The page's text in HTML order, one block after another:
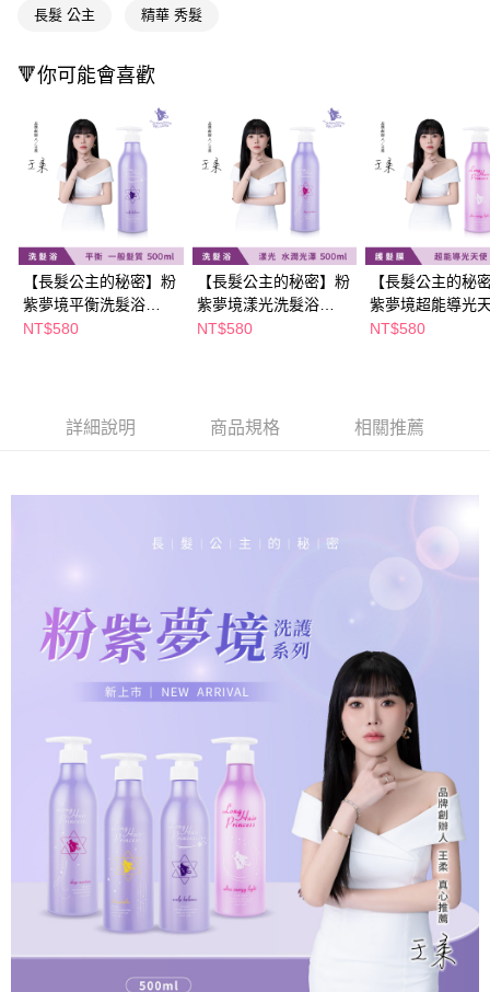
【關於「AFTEE先享後付」】
１．簡單：不需註冊會員、不需綁卡、不需儲值。
２．便利：只要手機號碼，簡訊認證，即可結帳。
３．安心：先確認商品／服務後，再付款。
【「AFTEE先享後付」結帳流程】
１．於結帳方式選擇「AFTEE先享後付」後，將跳轉至「AFTEE先享後付」
結帳頁面，進行簡訊認證並確認金額後，即可完成結帳。
２．訂單成立數日內，您將收到繳費通知簡訊。
３．收到繳費通知簡訊後14天內，點擊此簡訊中的連結，可透過四大超商／
ATM／網路銀行／等多元方式進行付款，方視為交易完成。
※ 請注意：結帳手續完成當下不需立刻繳費，但若您需要取消訂單，請聯絡
購買商品的店家。未經商家同意取消之訂單仍視為有效，需透過AFTEE先享
後付繳納相關費用。
※ 交易是否成功請以「AFTEE先享後付 」之結帳頁面顯示為準，若有關於
１．透過由恩沛科技股份有限公司提供之「AFTEE先享後付」服務完成之交
「AFTEE先享後付」，若未經同意申辦者引起之損失，本公司不負相關責
４．使用「AFTEE先享後付」時，將依據個別帳號之用戶狀況，依本公司即
時審查核予不同之上限額度；若仍有額度不足之情形，本公司將視審查結果
請求用戶進行身份認證。
５．嚴禁一人註冊多個帳號或使用他人資訊註冊。若發現惡意使用之情形，
恩沛科技股份有限公司將有權停止該用戶之使用額度並採取法律行動。
即享券
運送方式
全家取貨付款
每筆NT$65，滿NT$390(含以上)免運費
付款後全家取貨
每筆NT$65，滿NT$390(含以上)免運費
萊爾富取貨付款
每筆NT$65，滿NT$490(含以上)免運費
付款後萊爾富取貨
每筆NT$65，滿NT$490(含以上)免運費
每筆NT$65，滿NT$490(含以上)免運費
付款後寶雅門市自取(由倉庫統一出貨)
每筆NT$80，滿NT$290(含以上)免運費
長髮 公主 精華 秀髮
🔻你可能會喜歡
【長髮公主的秘密】粉
紫夢境平衡洗髮浴
500ml
NT$580
【長髮公主的秘密】粉
紫夢境漾光洗髮浴
500ml
NT$580
【長髮公主的秘
紫夢境超能導光
髮膜500ml
NT$580
詳細說明 商品規格 相關推薦